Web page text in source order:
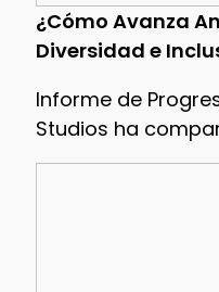
¿Cómo Avanza
Diversidad e
Informe de
Studios ha